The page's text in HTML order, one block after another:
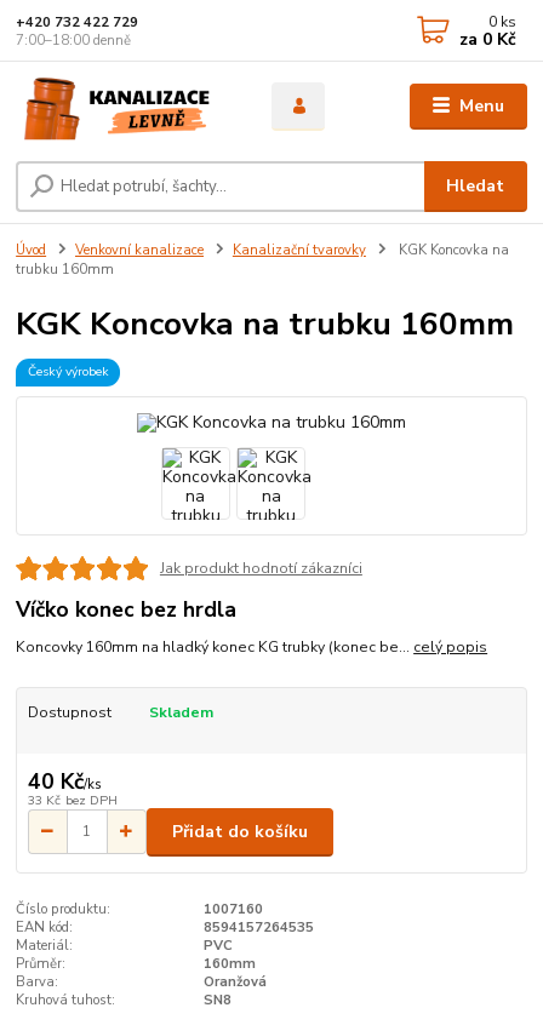
Menu
Hledat
+420 732 422 729
7:00–18:00 denně
0 ks
za 0 Kč
Úvod Venkovní kanalizace Kanalizační tvarovky
KGK Koncovka na
trubku 160mm
KGK Koncovka na trubku 160mm
Český výrobek
Jak produkt hodnotí zákazníci
Víčko konec bez hrdla
Koncovky 160mm na hladký konec KG trubky (konec be... celý popis
Dostupnost Skladem
40 Kč/ks
33 Kč bez DPH
Přidat do košíku
Číslo produktu:
1007160
EAN kód:
8594157264535
Materiál:
PVC
Průměr:
160mm
Barva:
Oranžová
Kruhová tuhost:
SN8